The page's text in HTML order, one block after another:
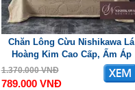
Chăn Lông Cừu Nishikawa Lá
Hoàng Kim Cao Cấp, Ấm Áp
1.370.000 VNĐ
789.000 VNĐ